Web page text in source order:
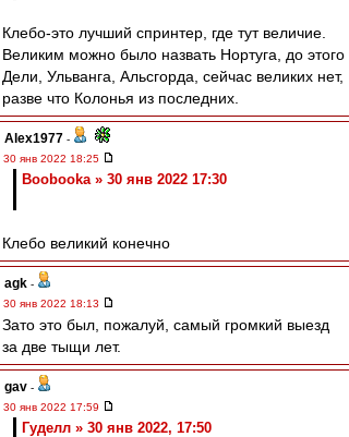
Клебо-это лучший спринтер, где тут величие.
Великим можно было назвать Нортуга, до этого
Дели, Ульванга, Альсгорда, сейчас великих нет,
разве что Колонья из последних.
Alex1977 -
30 янв 2022 18:25
Boobooka » 30 янв 2022 17:30
Клебо великий конечно
agk -
30 янв 2022 18:13
Зато это был, пожалуй, самый громкий выезд
за две тыщи лет.
gav -
30 янв 2022 17:59
Гуделл » 30 янв 2022, 17:50